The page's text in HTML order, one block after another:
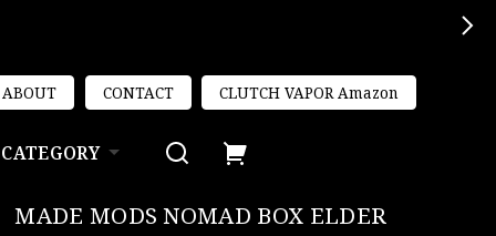
ABOUT CONTACT CLUTCH VAPOR Amazon
CATEGORY
MADE MODS NOMAD BOX ELDER